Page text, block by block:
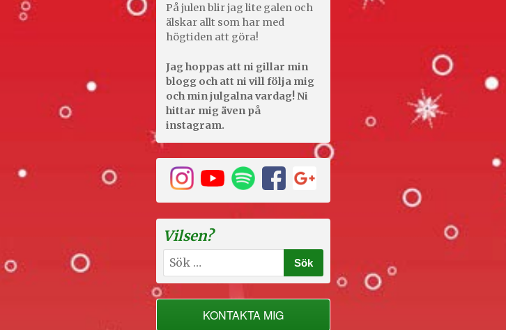
På julen blir jag lite galen och
älskar allt som har med
högtiden att göra!
Jag hoppas att ni gillar min
blogg och att ni vill följa mig
och min julgalna vardag! Ni
hittar mig även på
instagram.
Vilsen?
Sök
efter:
KONTAKTA MIG